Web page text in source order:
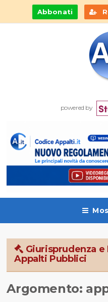
Abbonati
powered by
Giurisprudenza
Appalti Pubblici
Argomento: